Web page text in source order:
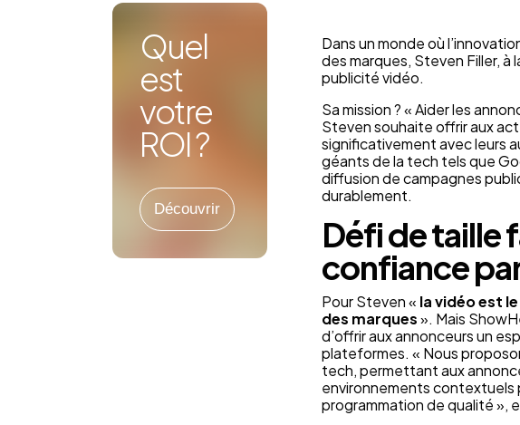
Quel
est
votre
ROI ?
Découvrir
Dans un monde où
des marques, Steven Filler,
publicité vidéo.
Sa mission ? « Aider les
Steven souhaite offrir aux
significativement avec leurs
géants de la tech tels que
diffusion de campagnes
durablement.
Défi de taille
confiance
Pour Steven « la vidéo est
des marques». Mais
d’offrir aux annonceurs un
plateformes. « Nous
tech, permettant aux
environnements contextuels
programmation de qualité »,